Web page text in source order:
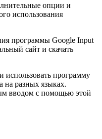
опции и
использования
программы Google Input
сайт и скачать
использовать программу
на разных языках.
вводом с помощью этой